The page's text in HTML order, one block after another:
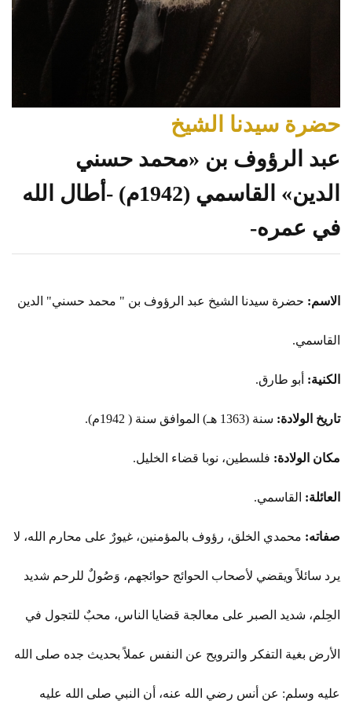
حضرة سيدنا الشيخ
عبد الرؤوف بن «محمد حسني
الدين» القاسمي (1942م) -أطال الله
في عمره-
الاسم: حضرة سيدنا الشيخ عبد الرؤوف بن " محمد حسني" الدين
القاسمي.
الكنية: أبو طارق.
تاريخ الولادة: سنة (1363 هـ) الموافق سنة ( 1942م).
مكان الولادة: فلسطين، نوبا قضاء الخليل.
العائلة: القاسمي.
صفاته: محمدي الخلق، رؤوف بالمؤمنين، غيورٌ على محارم الله، لا
يرد سائلاً ويقضي لأصحاب الحوائج حوائجهم، وَصُولٌ للرحم شديد
الحِلم، شديد الصبر على معالجة قضايا الناس، محبٌ للتجول في
الأرض بغية التفكر والترويح عن النفس عملاً بحديث جده صلى الله
عليه وسلم: عن أنس رضي الله عنه، أن النبي صلى الله عليه